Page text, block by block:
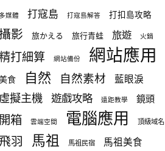
媒體 打寇島 打寇島解答 打扣島攻略
影 旅かえる 旅行青蛙 旅遊 火鍋
打細算 網站備份 網站應用
食 自然 自然素材 藍眼淚
擬主機 遊戲攻略 遠距教學 鏡頭
箱 雲端空間 電腦應用 頂級域名
羽 馬祖 馬祖民宿 馬祖美食